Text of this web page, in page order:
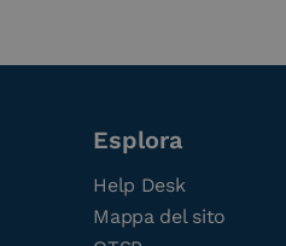
Esplora
Help Desk
Mappa del sito